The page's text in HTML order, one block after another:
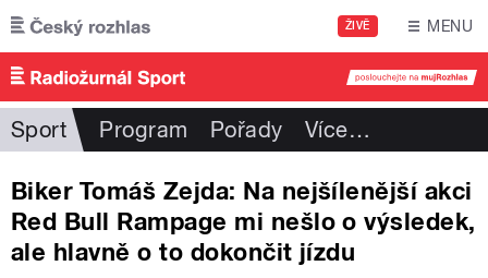
Přejít k hlavnímu obsahu
ŽIVĚ MENU
Sport Program Pořady Více…
Biker Tomáš Zejda: Na nejšílenější akci
Red Bull Rampage mi nešlo o výsledek,
ale hlavně o to dokončit jízdu